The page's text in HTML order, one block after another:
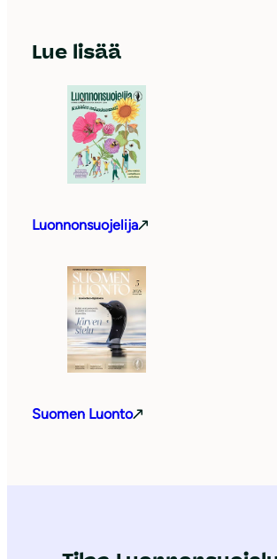
Lue lisää
Luonnonsuojelija
Suomen Luonto